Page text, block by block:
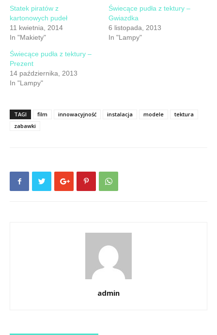
Statek piratów z
kartonowych pudeł
11 kwietnia, 2014
In "Makiety"
Świecące pudła z tektury –
Gwiazdka
6 listopada, 2013
In "Lampy"
Świecące pudła z tektury –
Prezent
14 października, 2013
In "Lampy"
TAGI film innowacyjność instalacja modele
tektura
zabawki
admin